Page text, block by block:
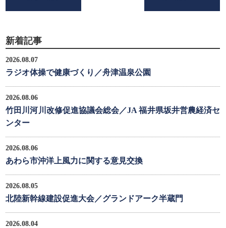
新着記事
2026.08.07
ラジオ体操で健康づくり／舟津温泉公園
2026.08.06
竹田川河川改修促進協議会総会／JA 福井県坂井営農経済セ
ンター
2026.08.06
あわら市沖洋上風力に関する意見交換
2026.08.05
北陸新幹線建設促進大会／グランドアーク半蔵門
2026.08.04